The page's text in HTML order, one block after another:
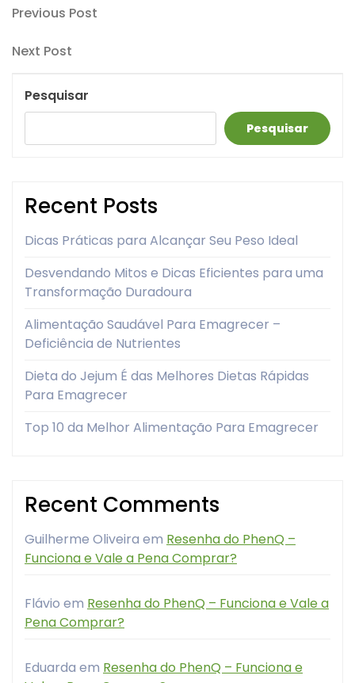
Navegação
de
artigos
Previous
Previous Post
Next
Next Post
Pesquisar
Pesquisar
Recent Posts
Dicas Práticas para Alcançar Seu Peso Ideal
Desvendando Mitos e Dicas Eficientes para uma
Transformação Duradoura
Alimentação Saudável Para Emagrecer –
Deficiência de Nutrientes
Dieta do Jejum É das Melhores Dietas Rápidas
Para Emagrecer
Top 10 da Melhor Alimentação Para Emagrecer
Recent Comments
Guilherme Oliveira em Resenha do PhenQ –
Funciona e Vale a Pena Comprar?
Flávio em Resenha do PhenQ – Funciona e Vale a
Pena Comprar?
Eduarda em Resenha do PhenQ – Funciona e